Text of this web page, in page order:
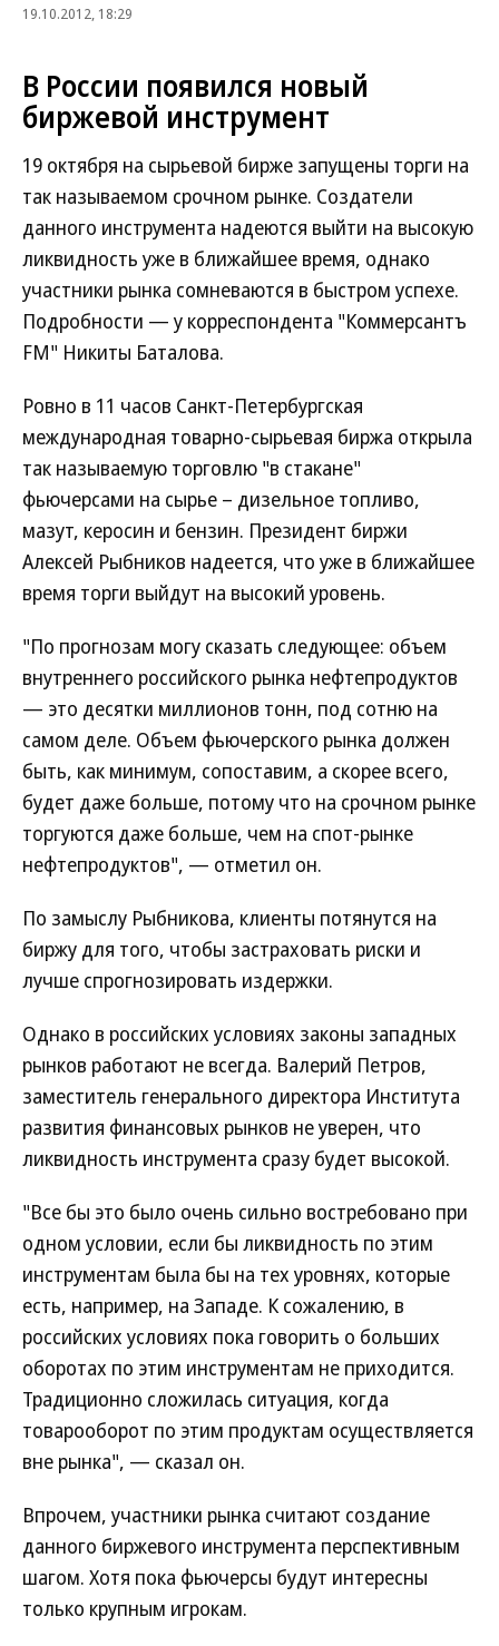
19.10.2012, 18:29
В России появился новый
биржевой инструмент
19 октября на сырьевой бирже запущены торги на
так называемом срочном рынке. Создатели
данного инструмента надеются выйти на высокую
ликвидность уже в ближайшее время, однако
участники рынка сомневаются в быстром успехе.
Подробности — у корреспондента "Коммерсантъ
FM" Никиты Баталова.
Ровно в 11 часов Санкт-Петербургская
международная товарно-сырьевая биржа открыла
так называемую торговлю "в стакане"
фьючерсами на сырье – дизельное топливо,
мазут, керосин и бензин. Президент биржи
Алексей Рыбников надеется, что уже в ближайшее
время торги выйдут на высокий уровень.
"По прогнозам могу сказать следующее: объем
внутреннего российского рынка нефтепродуктов
— это десятки миллионов тонн, под сотню на
самом деле. Объем фьючерского рынка должен
быть, как минимум, сопоставим, а скорее всего,
будет даже больше, потому что на срочном рынке
торгуются даже больше, чем на спот-рынке
нефтепродуктов", — отметил он.
По замыслу Рыбникова, клиенты потянутся на
биржу для того, чтобы застраховать риски и
лучше спрогнозировать издержки.
Однако в российских условиях законы западных
рынков работают не всегда. Валерий Петров,
заместитель генерального директора Института
развития финансовых рынков не уверен, что
ликвидность инструмента сразу будет высокой.
"Все бы это было очень сильно востребовано при
одном условии, если бы ликвидность по этим
инструментам была бы на тех уровнях, которые
есть, например, на Западе. К сожалению, в
российских условиях пока говорить о больших
оборотах по этим инструментам не приходится.
Традиционно сложилась ситуация, когда
товарооборот по этим продуктам осуществляется
вне рынка", — сказал он.
Впрочем, участники рынка считают создание
данного биржевого инструмента перспективным
шагом. Хотя пока фьючерсы будут интересны
только крупным игрокам.